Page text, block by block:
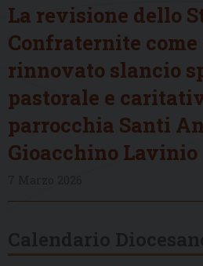
La revisione dello
Confraternite come
rinnovato slancio
pastorale e
parrocchia Santi
Gioacchino Lavinio